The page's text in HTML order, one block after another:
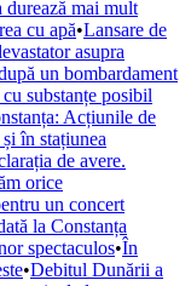
mai mult
cu apă•Lansare de
asupra
un bombardament
substanțe posibil
Acțiunile de
în stațiunea
de avere.
orice
un concert
la Constanța
spectaculos•În
•Debitul Dunării a